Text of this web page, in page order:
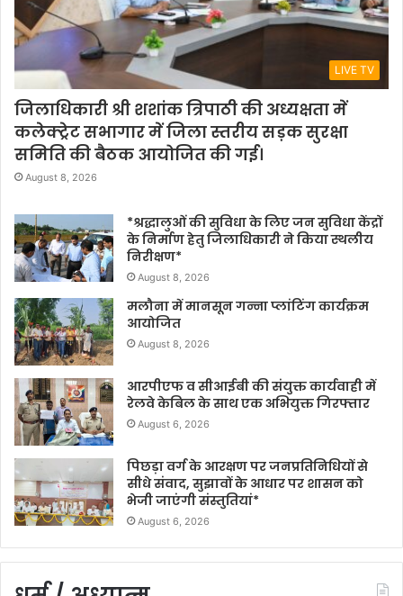
LIVE TV
जिलाधिकारी श्री शशांक त्रिपाठी की अध्यक्षता में
कलेक्ट्रेट सभागार में जिला स्तरीय सड़क सुरक्षा
समिति की बैठक आयोजित की गई।
August 8, 2026
*श्रद्धालुओं की सुविधा के लिए जन सुविधा केंद्रों
के निर्माण हेतु जिलाधिकारी ने किया स्थलीय
निरीक्षण*
August 8, 2026
मलौना में मानसून गन्ना प्लांटिंग कार्यक्रम
आयोजित
August 8, 2026
आरपीएफ व सीआईबी की संयुक्त कार्यवाही में
रेलवे केबिल के साथ एक अभियुक्त गिरफ्तार
August 6, 2026
पिछड़ा वर्ग के आरक्षण पर जनप्रतिनिधियों से
सीधे संवाद, सुझावों के आधार पर शासन को
भेजी जाएंगी संस्तुतियां*
August 6, 2026